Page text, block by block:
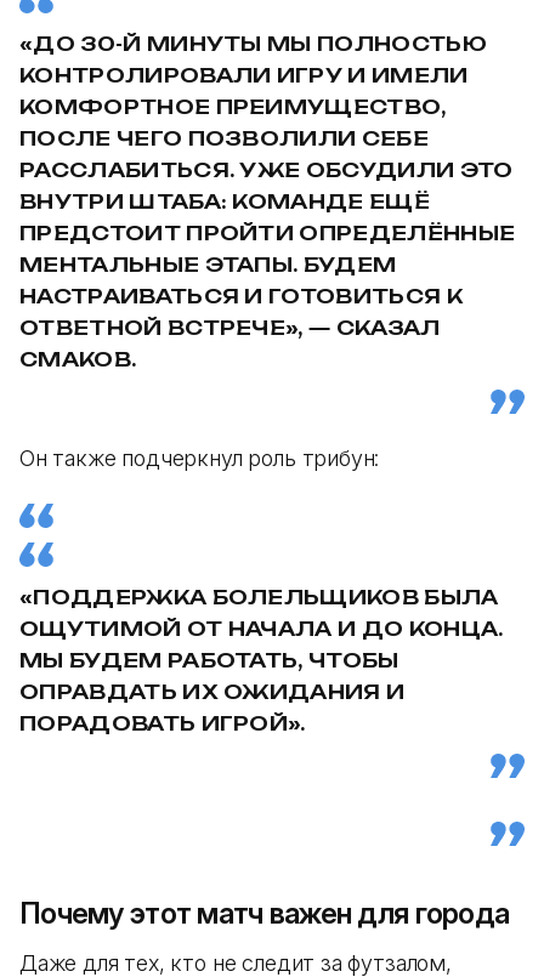
«ДО 30-Й МИНУТЫ МЫ ПОЛНОСТЬЮ
КОНТРОЛИРОВАЛИ ИГРУ И ИМЕЛИ
КОМФОРТНОЕ ПРЕИМУЩЕСТВО,
ПОСЛЕ ЧЕГО ПОЗВОЛИЛИ СЕБЕ
РАССЛАБИТЬСЯ. УЖЕ ОБСУДИЛИ ЭТО
ВНУТРИ ШТАБА: КОМАНДЕ ЕЩЁ
ПРЕДСТОИТ ПРОЙТИ ОПРЕДЕЛЁННЫЕ
МЕНТАЛЬНЫЕ ЭТАПЫ. БУДЕМ
НАСТРАИВАТЬСЯ И ГОТОВИТЬСЯ К
ОТВЕТНОЙ ВСТРЕЧЕ», — СКАЗАЛ
СМАКОВ.
Он также подчеркнул роль трибун:
«ПОДДЕРЖКА БОЛЕЛЬЩИКОВ БЫЛА
ОЩУТИМОЙ ОТ НАЧАЛА И ДО КОНЦА.
МЫ БУДЕМ РАБОТАТЬ, ЧТОБЫ
ОПРАВДАТЬ ИХ ОЖИДАНИЯ И
ПОРАДОВАТЬ ИГРОЙ».
Почему этот матч важен для города
Даже для тех, кто не следит за футзалом,